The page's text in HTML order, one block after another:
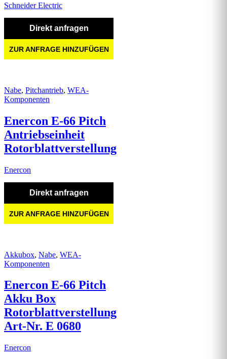
Schneider Electric
Direkt anfragen
ZUR ANFRAGE HINZUFÜGEN
Nabe, Pitchantrieb, WEA-
Komponenten
Enercon E-66 Pitch
Antriebseinheit
Rotorblattverstellung
Enercon
Direkt anfragen
ZUR ANFRAGE HINZUFÜGEN
Akkubox, Nabe, WEA-
Komponenten
Enercon E-66 Pitch
Akku Box
Rotorblattverstellung
Art-Nr. E 0680
Enercon